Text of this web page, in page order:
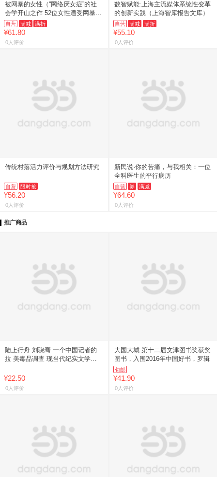
被网暴的女性（“网络厌女症”的社
会学开山之作 52位女性遭受网暴的
故事 1份系统性剖析网络暴力的病
理报告）
自营 满减 满折
¥61.80
0人评价
数智赋能:上海主流媒体系统性变革
的创新实践（上海智库报告文库）
自营 满减 满折
¥55.10
0人评价
传统村落活力评价与规划方法研究
自营 限时抢
¥56.20
0人评价
新民说·你的苦痛，与我相关：一位
全科医生的平行病历
自营 券 满减
¥64.60
0人评价
推广商品
陆上行舟 刘骁骞 一个中国记者的
拉 美毒品调查 现当代纪实文学散
¥22.50
0人评价
大国大城 第十二届文津图书奖获奖
图书，入围2016年中国好书，罗辑
包邮
¥41.90
0人评价